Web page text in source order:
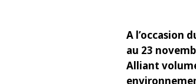
A l’occasion
au 23
Alliant